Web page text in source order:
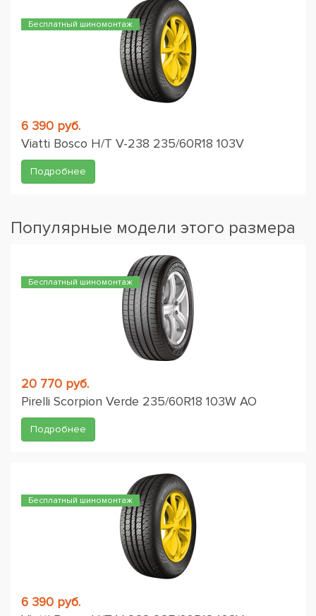
Бесплатный шиномонтаж
6 390 руб.
Viatti Bosco H/T V-238 235/60R18 103V
Подробнее
Популярные модели этого размера
Бесплатный шиномонтаж
20 770 руб.
Pirelli Scorpion Verde 235/60R18 103W AO
Подробнее
Бесплатный шиномонтаж
6 390 руб.